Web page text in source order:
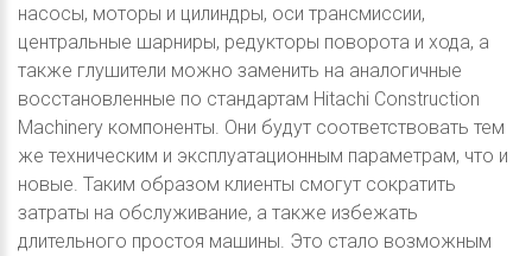
насосы, моторы и цилиндры, оси трансмиссии,
центральные шарниры, редукторы поворота и хода, а
также глушители можно заменить на аналогичные
восстановленные по стандартам Hitachi Construction
Machinery компоненты. Они будут соответствовать тем
же техническим и эксплуатационным параметрам, что и
новые. Таким образом клиенты смогут сократить
затраты на обслуживание, а также избежать
длительного простоя машины. Это стало возможным